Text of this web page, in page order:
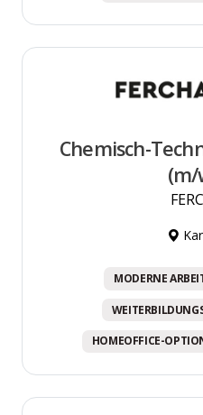
Chemisch-
MODERNE
HOMEOFFICE-